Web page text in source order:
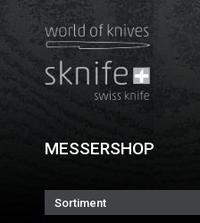
MESSERSHOP
Sortiment